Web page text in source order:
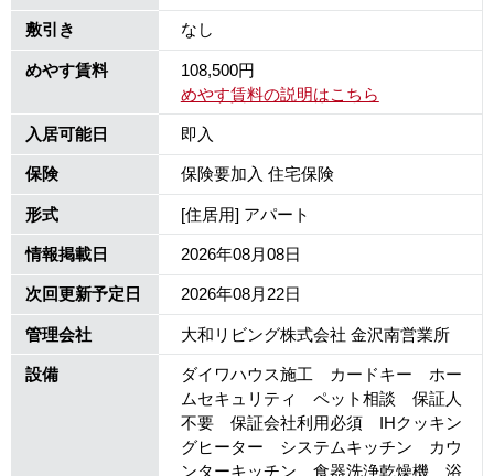
敷引き なし
めやす賃料
108,500円
めやす賃料の説明はこちら
入居可能日 即入
保険 保険要加入 住宅保険
形式 [住居用] アパート
情報掲載日 2026年08月08日
管理会社 大和リビング株式会社 金沢南営業所
次回更新予定日 2026年08月22日
設備
ダイワハウス施工 カードキー ホー
ムセキュリティ ペット相談 保証人
不要 保証会社利用必須 IHクッキン
グヒーター システムキッチン カウ
ンターキッチン 食器洗浄乾燥機 浴